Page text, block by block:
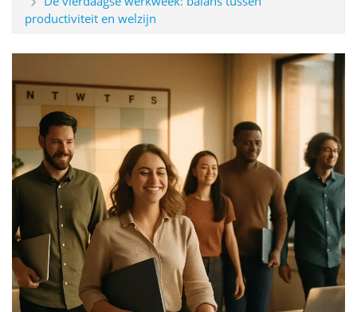
productiviteit en welzijn